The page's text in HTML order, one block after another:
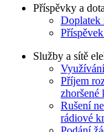
Příspěvky a
Doplatek
Služby a sítě
Příjem
zhoršené
Rušení
rádiové